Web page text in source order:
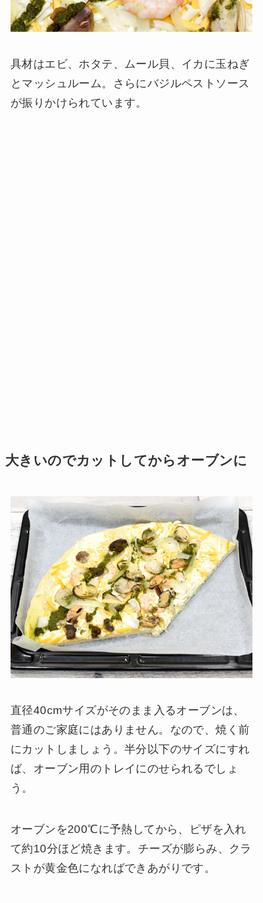
具材はエビ、ホタテ、ムール貝、イカに玉ねぎ
とマッシュルーム。さらにバジルペストソース
が振りかけられています。
大きいのでカットしてからオーブンに
直径40cmサイズがそのまま入るオーブンは、
普通のご家庭にはありません。なので、焼く前
にカットしましょう。半分以下のサイズにすれ
ば、オーブン用のトレイにのせられるでしょ
う。
オーブンを200℃に予熱してから、ピザを入れ
て約10分ほど焼きます。チーズが膨らみ、クラ
ストが黄金色になればできあがりです。